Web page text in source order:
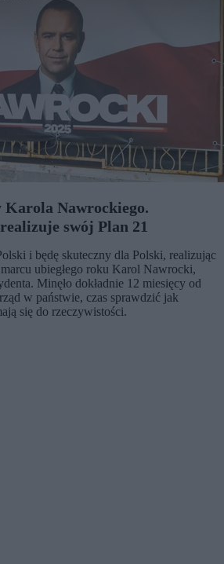
Nawrockiego.
swój Plan 21
i będę skuteczny dla Polski, realizując
ubiegłego roku Karol Nawrocki,
Minęło dokładnie 12 miesięcy od
w państwie, czas sprawdzić jak
się do rzeczywistości.